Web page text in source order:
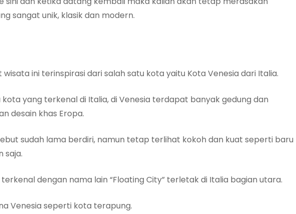
sangat unik, klasik dan modern.
ini terinspirasi dari salah satu kota yaitu Kota Venesia dari Italia.
yang terkenal di Italia, di Venesia terdapat banyak gedung dan
desain khas Eropa.
sudah lama berdiri, namun tetap terlihat kokoh dan kuat seperti baru
saja.
dengan nama lain “Floating City” terletak di Italia bagian utara.
Venesia seperti kota terapung.